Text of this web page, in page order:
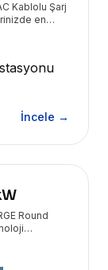
Kablolu Şarj
en
İncele →
Round